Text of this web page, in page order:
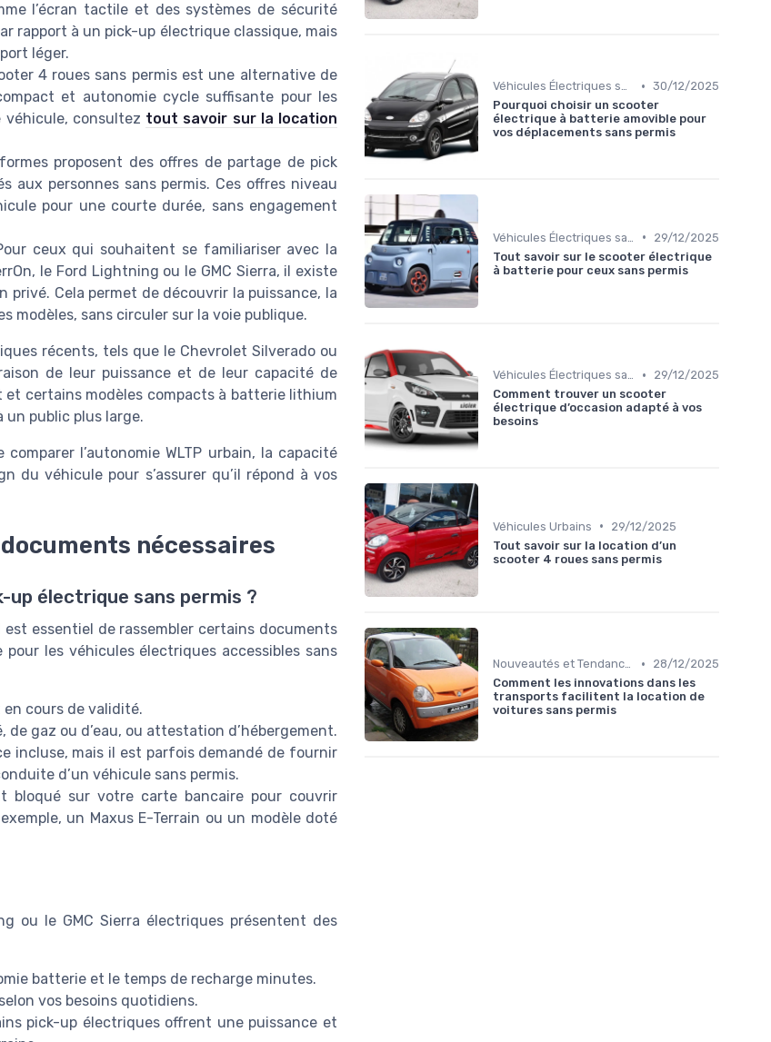
l’écran tactile et des systèmes de sécurité
rapport à un pick-up électrique classique, mais
léger.
4 roues sans permis est une alternative de
et autonomie cycle suffisante pour les
consultez tout savoir sur la location
proposent des offres de partage de pick
personnes sans permis. Ces offres niveau
pour une courte durée, sans engagement
ceux qui souhaitent se familiariser avec la
le Ford Lightning ou le GMC Sierra, il existe
Cela permet de découvrir la puissance, la
modèles, sans circuler sur la voie publique.
récents, tels que le Chevrolet Silverado ou
de leur puissance et de leur capacité de
certains modèles compacts à batterie lithium
un public plus large.
l’autonomie WLTP urbain, la capacité
du véhicule pour s’assurer qu’il répond à vos
nécessaires
up électrique sans permis ?
essentiel de rassembler certains documents
les véhicules électriques accessibles sans
cours de validité.
gaz ou d’eau, ou attestation d’hébergement.
incluse, mais il est parfois demandé de fournir
d’un véhicule sans permis.
bloqué sur votre carte bancaire pour couvrir
un Maxus E-Terrain ou un modèle doté
ou le GMC Sierra électriques présentent des
batterie et le temps de recharge minutes.
vos besoins quotidiens.
pick-up électriques offrent une puissance et
Véhicules Électriques sans Permis • 30/12/2025
Pourquoi choisir un scooter
électrique à batterie amovible pour
vos déplacements sans permis
•
29/12/2025
Tout savoir sur le scooter électrique
à batterie pour ceux sans permis
Véhicules Électriques sans Permis •
29/12/2025
Comment trouver un scooter
électrique d’occasion adapté à vos
besoins
Véhicules Urbains •
29/12/2025
Tout savoir sur la location d’un
scooter 4 roues sans permis
Nouveautés et Tendances •
28/12/2025
Comment les innovations dans les
transports facilitent la location de
voitures sans permis